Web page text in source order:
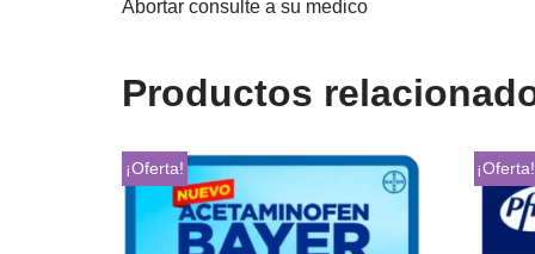
Abortar consulte a su medico
Productos
¡Oferta! ¡Oferta!